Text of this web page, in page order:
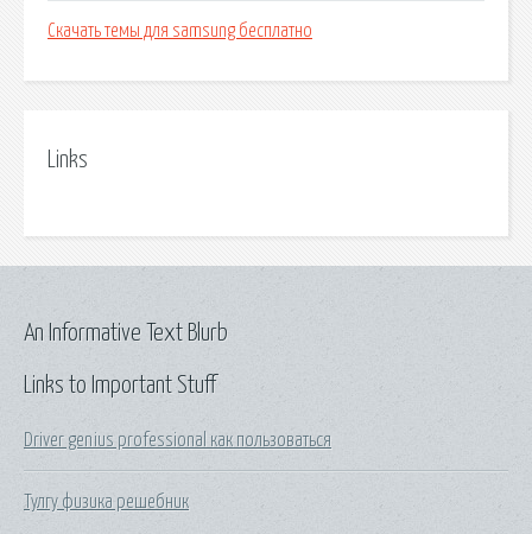
Скачать темы для samsung бесплатно
Links
Links to Important Stuff
Driver genius professional как пользоваться
Тулгу физика решебник
An Informative Text Blurb